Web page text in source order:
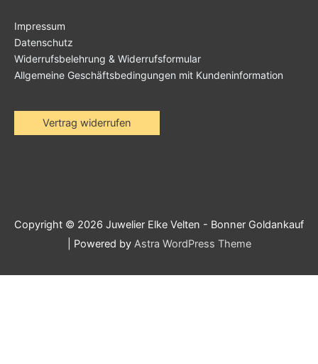
Impressum
Datenschutz
Widerrufsbelehrung & Widerrufsformular
Allgemeine Geschäftsbedingungen mit Kundeninformation
Vertrag widerrufen
Copyright © 2026 Juwelier Elke Velten - Bonner Goldankauf
| Powered by Astra WordPress Theme